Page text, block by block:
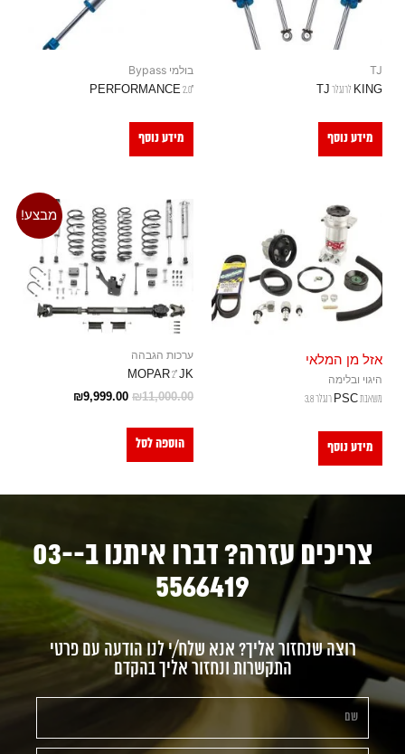
TJ
KING לרנגלר TJ
מידע נוסף
בולמי Bypass
"PERFORMANCE 2.0
מידע נוסף
אזל מן המלאי
היגוי ובלימה
משאבת PSC רנגלר 3.8
מידע נוסף
מבצע!
ערכות הגבהה
MOPAR 2" JK
₪11,000.00
₪9,999.00
הוספה לסל
צריכים עזרה? דברו איתנו ב-03-
5566419
רוצה שנחזור אליך? אנא שלח/י לנו הודעה עם פרטי
התקשרות ונחזור אליך בהקדם